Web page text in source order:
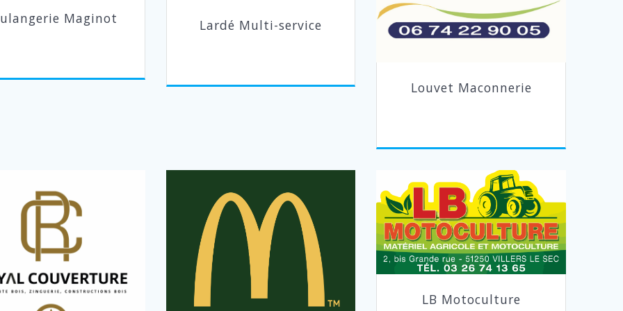
Maginot Lardé Multi-service
Louvet Maconnerie
LB Motoculture